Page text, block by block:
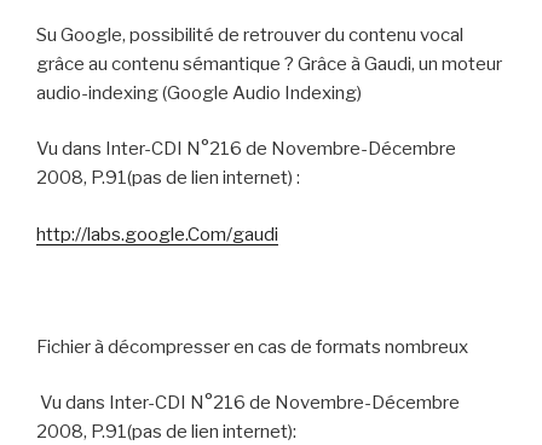
Su Google, possibilité de retrouver du contenu vocal
grâce au contenu sémantique ? Grâce à Gaudi, un moteur
audio-indexing (Google Audio Indexing)
Vu dans Inter-CDI N°216 de Novembre-Décembre
2008, P.91(pas de lien internet) :
http://labs.google.Com/gaudi
Fichier à décompresser en cas de formats nombreux
Vu dans Inter-CDI N°216 de Novembre-Décembre
2008, P.91(pas de lien internet):